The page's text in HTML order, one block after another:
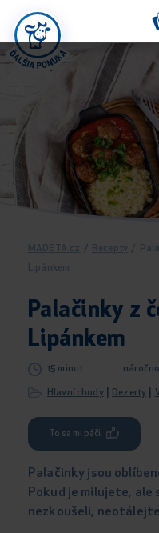
MADETA.cz / Recepty /
Lipánkem
Palačinky z
Lipánkem
15 minut
Hlavní chody| Dezerty
To sa mi páči
Palačinky jsou
Pokud je milujete, ale
nezkoušeli,